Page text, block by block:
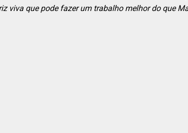
viva que pode fazer um trabalho melhor do que